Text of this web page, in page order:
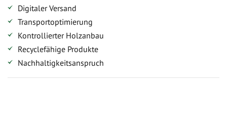
Digitaler Versand
Transportoptimierung
Kontrollierter Holzanbau
Recyclefähige Produkte
Nachhaltigkeitsanspruch